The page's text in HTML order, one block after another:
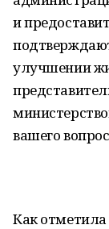
и
улучшении
вашего
Как